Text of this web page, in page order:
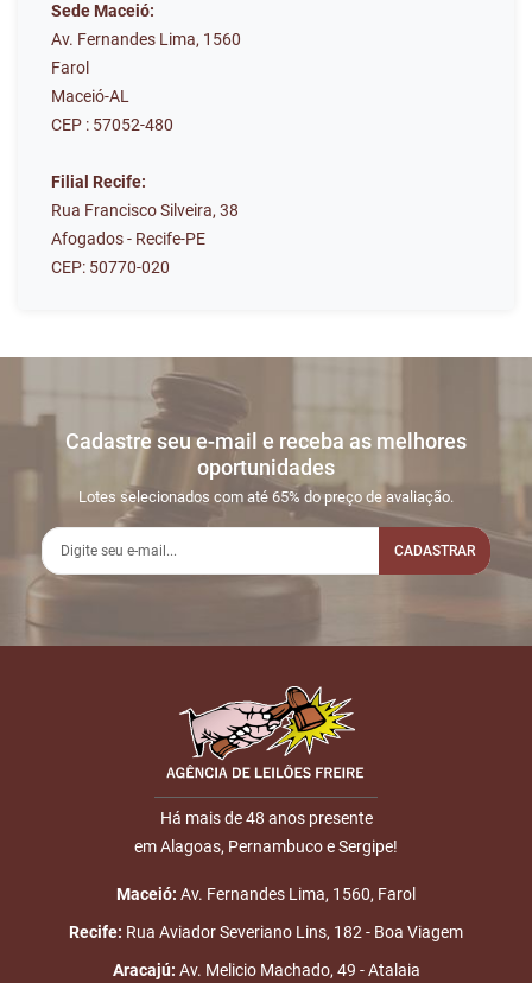
Sede Maceió:
Av. Fernandes Lima, 1560
Farol
Maceió-AL
CEP : 57052-480
Filial Recife:
Rua Francisco Silveira, 38
Afogados - Recife-PE
CEP: 50770-020
Cadastre seu e-mail e receba as melhores
oportunidades
Lotes selecionados com até 65% do preço de avaliação.
CADASTRAR
Há mais de 48 anos presente
em Alagoas, Pernambuco e Sergipe!
Maceió: Av. Fernandes Lima, 1560, Farol
Recife: Rua Aviador Severiano Lins, 182 - Boa Viagem
Aracajú: Av. Melicio Machado, 49 - Atalaia